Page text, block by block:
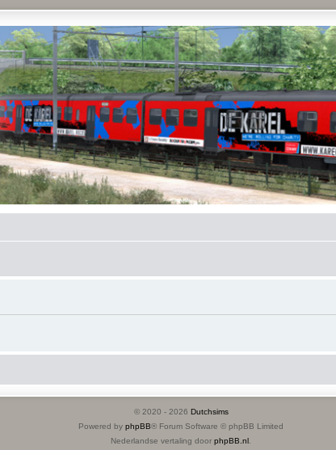
© 2020 - 2026 Dutchsims
Powered by phpBB® Forum Software © phpBB Limited
Nederlandse vertaling door phpBB.nl